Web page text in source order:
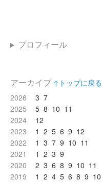
プロフィール
アーカイブ ↑トップに戻る
2026
3 7
2025
5 8 10 11
2024
12
2023
1 2 5 6 9 12
2022
1 3 7 9 10 11
2021
1 2 3 9
2020
2 3 6 8 9 10 11
2019
1 2 4 5 6 8 9 10